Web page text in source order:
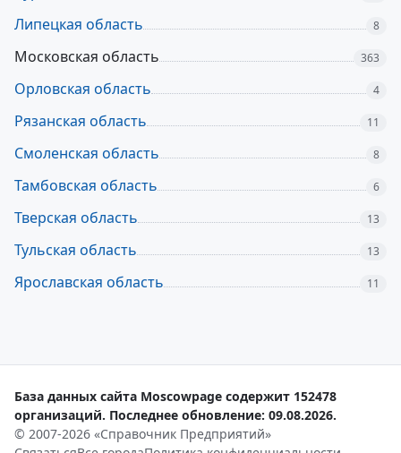
Липецкая область 8
Московская область 363
Орловская область 4
Рязанская область 11
Смоленская область 8
Тамбовская область 6
Тверская область 13
Тульская область 13
Ярославская область 11
База данных сайта Moscowpage содержит 152478
организаций. Последнее обновление: 09.08.2026.
© 2007-2026 «Справочник Предприятий»